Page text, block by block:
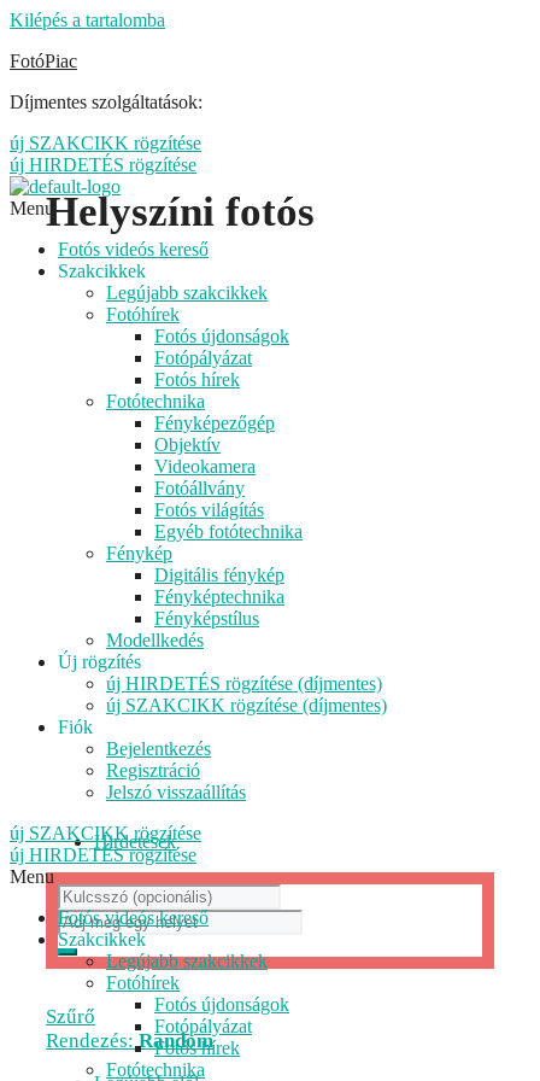
Kilépés a tartalomba
FotóPiac
Díjmentes szolgáltatások:
új SZAKCIKK rögzítése
új HIRDETÉS rögzítése
Menu
Fotós videós kereső
Szakcikkek
Legújabb szakcikkek
Fotóhírek
Fotós újdonságok
Fotópályázat
Fotós hírek
Fotótechnika
Fényképezőgép
Objektív
Videokamera
Fotóállvány
Fotós világítás
Egyéb fotótechnika
Fénykép
Digitális fénykép
Fényképtechnika
Fényképstílus
Modellkedés
Új rögzítés
új HIRDETÉS rögzítése (díjmentes)
új SZAKCIKK rögzítése (díjmentes)
Fiók
Bejelentkezés
Regisztráció
Jelszó visszaállítás
új SZAKCIKK rögzítése
új HIRDETÉS rögzítése
Menu
Fotós videós kereső
Szakcikkek
Legújabb szakcikkek
Fotóhírek
Fotós újdonságok
Fotópályázat
Fotós hírek
Fotótechnika
Helyszíni fotós
Hirdetések
Szűrő
Rendezés:Random